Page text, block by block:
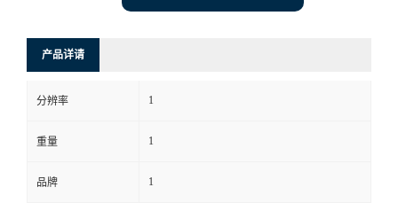
系
方
式
产品详请
分辨率 1
重量 1
品牌 1